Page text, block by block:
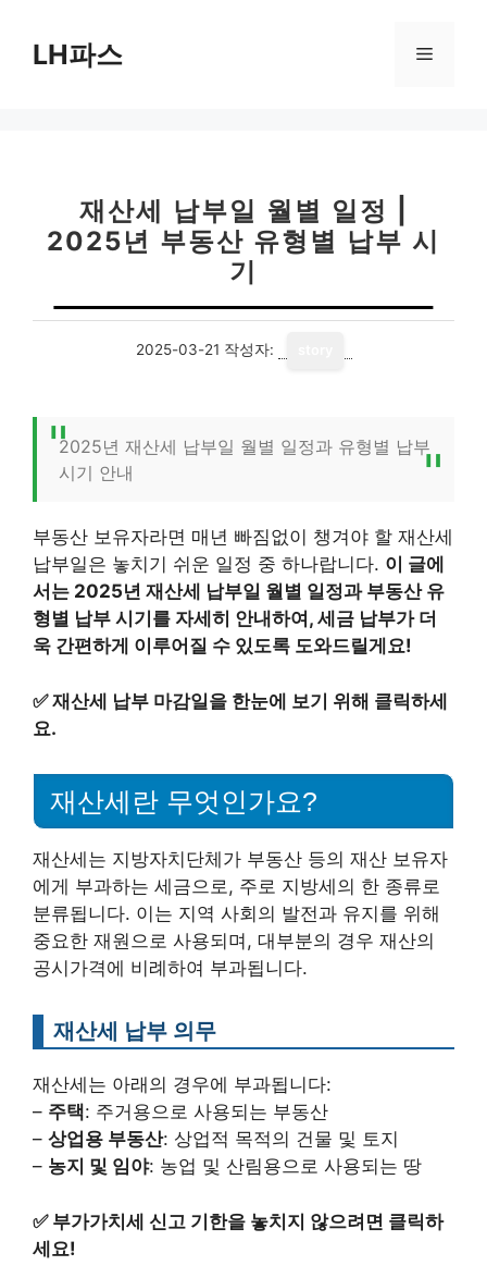
LH파스 메
재산세 납부일 월별 일정 |
2025년 부동산 유형별 납부 시
기
2025-03-21 작성자:
2025년 재산세 납부일 월별 일정과 유형별 납부
시기 안내
부동산 보유자라면 매년 빠짐없이 챙겨야 할 재산세
납부일은 놓치기 쉬운 일정 중 하나랍니다. 이 글에
서는 2025년 재산세 납부일 월별 일정과 부동산 유
형별 납부 시기를 자세히 안내하여, 세금 납부가 더
욱 간편하게 이루어질 수 있도록 도와드릴게요!
✅재산세 납부 마감일을 한눈에 보기 위해 클릭하세
요.
재산세란 무엇인가요?
재산세는 지방자치단체가 부동산 등의 재산 보유자
에게 부과하는 세금으로, 주로 지방세의 한 종류로
분류됩니다. 이는 지역 사회의 발전과 유지를 위해
중요한 재원으로 사용되며, 대부분의 경우 재산의
공시가격에 비례하여 부과됩니다.
재산세 납부 의무
재산세는 아래의 경우에 부과됩니다:
– 주택: 주거용으로 사용되는 부동산
– 상업용 부동산: 상업적 목적의 건물 및 토지
– 농지 및 임야: 농업 및 산림용으로 사용되는 땅
✅ 부가가치세 신고 기한을 놓치지 않으려면 클릭하
세요!